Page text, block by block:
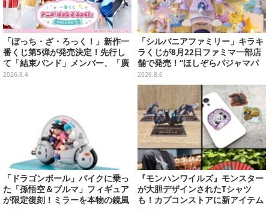
「ぼっち・ざ・ろっく！」新作一
番くじ第5弾が発売決定！先行し
て「結束バンド」メンバー、「廣
井きくり」のメイド衣装フィギュ
2026.8.4
「シルバニアファミリー」キラキ
ラくじが8月22日ファミマ一部店
舗で発売！“ほしぞらパジャマパ
ーティ”をテーマに、お人形や建
物がラインナップ
2026.8.6
「ドラゴンボール」バイクに乗っ
た「孫悟空＆ブルマ」フィギュア
が限定復刻！ミラーを本物の鏡風
『モンハンワイルズ』モンスター
が大胆デザインされたTシャツ
も！カプコンストアに新アイテム